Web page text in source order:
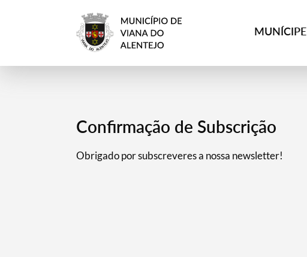
MUNÍCIPE
Confirmação de Subscrição
Obrigado por subscreveres a nossa newsletter!